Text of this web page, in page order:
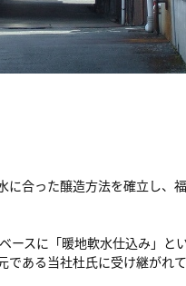
に合った醸造方法を確立し、
ースに「暖地軟水仕込み」と
である当社杜氏に受け継がれ